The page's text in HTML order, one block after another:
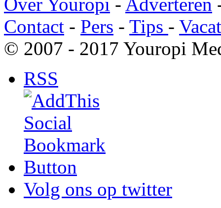
Over Youropi - Adverteren
Contact - Pers - Tips -
© 2007 - 2017 Youropi
RSS
Volg ons op twitter